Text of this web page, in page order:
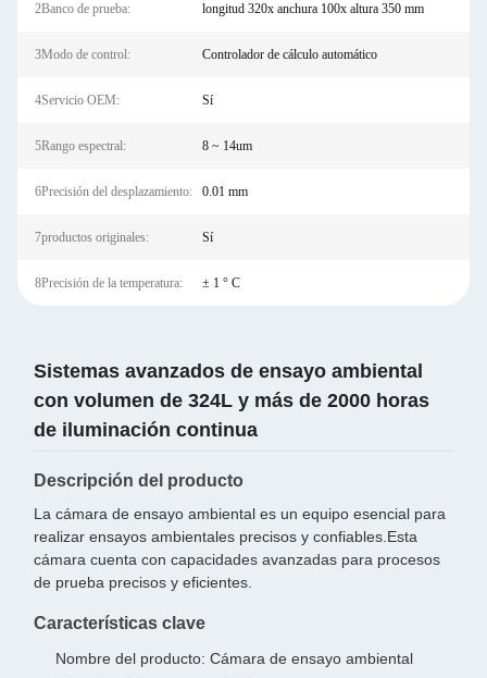
2Banco de prueba: longitud 320x anchura 100x altura 350 mm
3Modo de control: Controlador de cálculo automático
4Servicio OEM: Sí
5Rango espectral: 8 ~ 14um
6Precisión del desplazamiento: 0.01 mm
7productos originales: Sí
8Precisión de la temperatura: ± 1 ° C
Sistemas avanzados de ensayo ambiental
con volumen de 324L y más de 2000 horas
de iluminación continua
Descripción del producto
La cámara de ensayo ambiental es un equipo esencial para
realizar ensayos ambientales precisos y confiables.Esta
cámara cuenta con capacidades avanzadas para procesos
de prueba precisos y eficientes.
Características clave
Nombre del producto: Cámara de ensayo ambiental